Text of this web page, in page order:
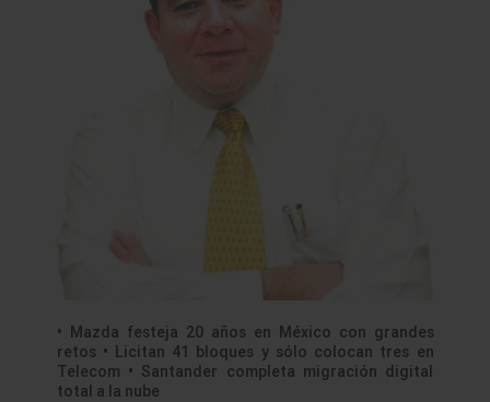
• Mazda festeja 20 años en México con grandes
retos • Licitan 41 bloques y sólo colocan tres en
Telecom • Santander completa migración digital
total a la nube